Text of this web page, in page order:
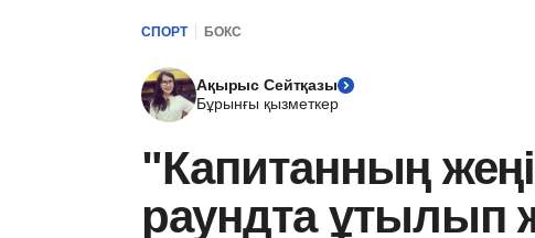
СПОРТ БОКС
Ақырыс Сейтқазы
Бұрынғы қызметкер
"Капитанның
раундта ұтылып